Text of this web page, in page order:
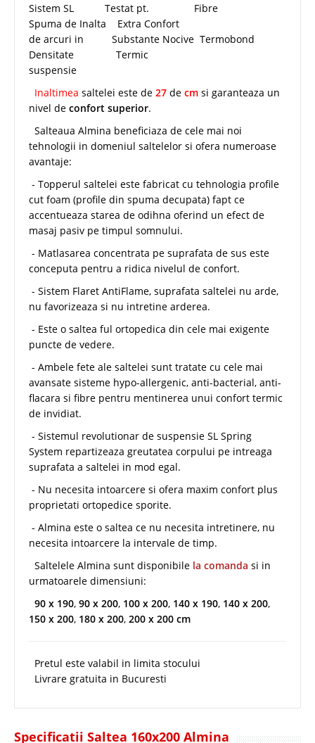
Sistem SL Testat pt. Fibre
Spuma de Inalta Extra Confort
de arcuri in Substante Nocive Termobond
Densitate Termic
suspensie
Inaltimea saltelei este de 27 de cm si garanteaza un
nivel de confort superior.
Salteaua Almina beneficiaza de cele mai noi
tehnologii in domeniul saltelelor si ofera numeroase
avantaje:
- Topperul saltelei este fabricat cu tehnologia profile
cut foam (profile din spuma decupata) fapt ce
accentueaza starea de odihna oferind un efect de
masaj pasiv pe timpul somnului.
- Matlasarea concentrata pe suprafata de sus este
conceputa pentru a ridica nivelul de confort.
- Sistem Flaret AntiFlame, suprafata saltelei nu arde,
nu favorizeaza si nu intretine arderea.
- Este o saltea ful ortopedica din cele mai exigente
puncte de vedere.
- Ambele fete ale saltelei sunt tratate cu cele mai
avansate sisteme hypo-allergenic, anti-bacterial, anti-
flacara si fibre pentru mentinerea unui confort termic
de invidiat.
- Sistemul revolutionar de suspensie SL Spring
System repartizeaza greutatea corpului pe intreaga
suprafata a saltelei in mod egal.
- Nu necesita intoarcere si ofera maxim confort plus
proprietati ortopedice sporite.
- Almina este o saltea ce nu necesita intretinere, nu
necesita intoarcere la intervale de timp.
Saltelele Almina sunt disponibile la comanda si in
urmatoarele dimensiuni:
90 x 190, 90 x 200, 100 x 200, 140 x 190, 140 x 200,
150 x 200, 180 x 200, 200 x 200 cm
Pretul este valabil in limita stocului
Livrare gratuita in Bucuresti
Specificatii Saltea 160x200 Almina